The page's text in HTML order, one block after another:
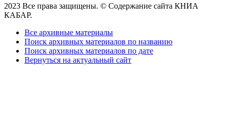
2023 Все права защищены. © Содержание сайта КНИА
КАБАР.
Все архивные материалы
Поиск архивных материалов по названию
Поиск архивных материалов по дате
Вернуться на актуальный сайт